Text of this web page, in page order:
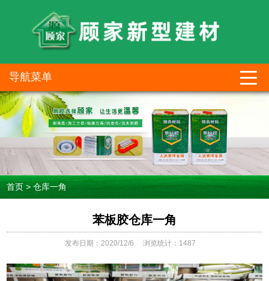
导航菜单
首页>仓库一角
苯板胶仓库一角
发布日期：2020/12/6 浏览统计：1487